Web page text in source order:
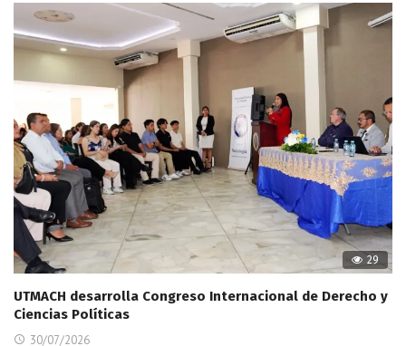
29
UTMACH desarrolla Congreso Internacional de Derecho y
Ciencias Políticas
30/07/2026